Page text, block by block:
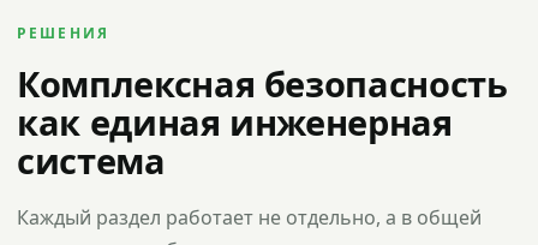
РЕШЕНИЯ
Комплексная безопасность
как единая инженерная
система
Каждый раздел работает не отдельно, а в общей